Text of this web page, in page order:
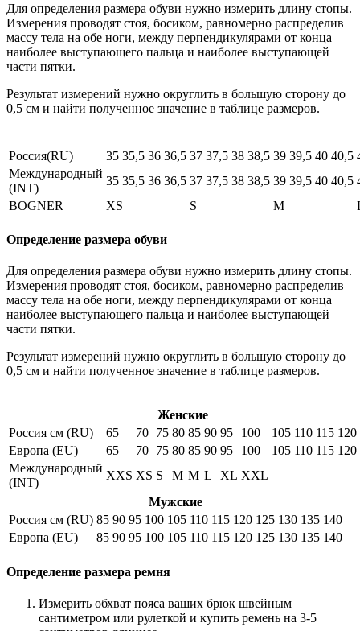
Для определения размера обуви нужно измерить длину стопы.
Измерения проводят стоя, босиком, равномерно распределив
массу тела на обе ноги, между перпендикулярами от конца
наиболее выступающего пальца и наиболее выступающей
части пятки.
Результат измерений нужно округлить в большую сторону до
0,5 см и найти полученное значение в таблице размеров.
Россия(RU) 35 35,5 36 36,5 37 37,5 38 38,5 39 39,5 40 40,5
Международный
(INT)
35 35,5 36 36,5 37 37,5 38 38,5 39 39,5 40 40,5
BOGNER
XS S M
Определение размера обуви
Для определения размера обуви нужно измерить длину стопы.
Измерения проводят стоя, босиком, равномерно распределив
массу тела на обе ноги, между перпендикулярами от конца
наиболее выступающего пальца и наиболее выступающей
части пятки.
Результат измерений нужно округлить в большую сторону до
0,5 см и найти полученное значение в таблице размеров.
Женские
Россия см (RU)
65 70 75 80 85 90 95 100 105 110 115 120
Европа (EU)
65 70 75 80 85 90 95 100 105 110 115 120
Международный
(INT)
XXS XS S M M L XL XXL
Мужские
Россия см (RU) 85 90 95 100 105 110 115 120 125 130 135 140
Европа (EU)
85 90 95 100 105 110 115 120 125 130 135 140
Определение размера ремня
Измерить обхват пояса ваших брюк швейным
сантиметром или рулеткой и купить ремень на 3-5